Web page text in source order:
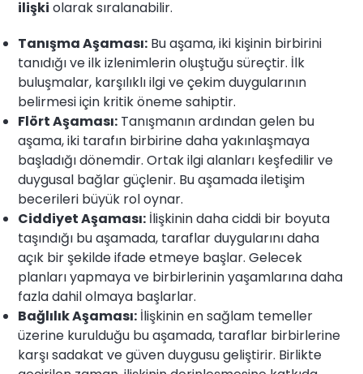
ilişki olarak sıralanabilir.
Tanışma Aşaması: Bu aşama, iki kişinin birbirini
tanıdığı ve ilk izlenimlerin oluştuğu süreçtir. İlk
buluşmalar, karşılıklı ilgi ve çekim duygularının
belirmesi için kritik öneme sahiptir.
Flört Aşaması: Tanışmanın ardından gelen bu
aşama, iki tarafın birbirine daha yakınlaşmaya
başladığı dönemdir. Ortak ilgi alanları keşfedilir ve
duygusal bağlar güçlenir. Bu aşamada iletişim
becerileri büyük rol oynar.
Ciddiyet Aşaması: İlişkinin daha ciddi bir boyuta
taşındığı bu aşamada, taraflar duygularını daha
açık bir şekilde ifade etmeye başlar. Gelecek
planları yapmaya ve birbirlerinin yaşamlarına daha
fazla dahil olmaya başlarlar.
Bağlılık Aşaması: İlişkinin en sağlam temeller
üzerine kurulduğu bu aşamada, taraflar birbirlerine
karşı sadakat ve güven duygusu geliştirir. Birlikte